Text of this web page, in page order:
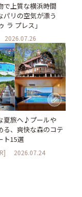
で上質な横浜時間
パリの空気が漂う
ラ プレス」
2026.07.26
夏旅へ♪プールや
る、爽快な森のコテ
ト15選
2026.07.24